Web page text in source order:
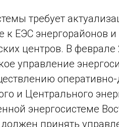
требует
ЕЭС энергорайонов
центров. В феврале
управление
и Центрального
энергосистеме
принять